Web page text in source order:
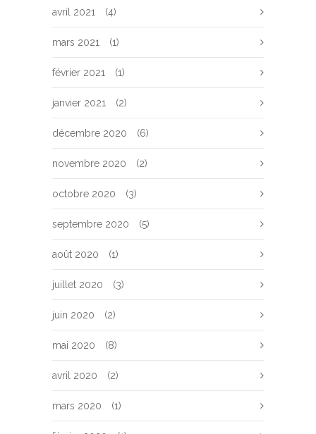
avril 2021 (4)
mars 2021 (1)
février 2021 (1)
janvier 2021 (2)
décembre 2020 (6)
novembre 2020 (2)
octobre 2020 (3)
septembre 2020 (5)
août 2020 (1)
juillet 2020 (3)
juin 2020 (2)
mai 2020 (8)
avril 2020 (2)
mars 2020 (1)